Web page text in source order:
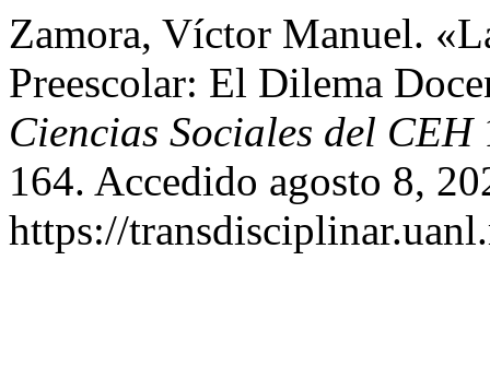
Zamora, Víctor Manuel.
Preescolar: El Dilema
Ciencias Sociales del CEH
164. Accedido agosto 8,
https://